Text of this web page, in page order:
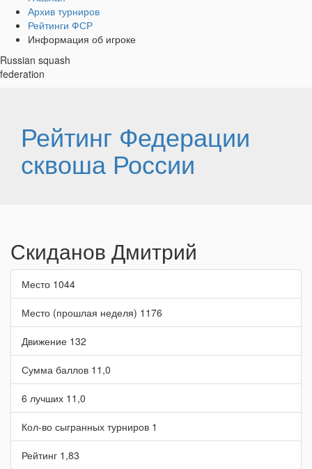
крошки
Архив турниров
Рейтинги ФСР
Информация об игроке
Russian squash
federation
Рейтинг Федерации
сквоша России
Скиданов Дмитрий
Место 1044
Место (прошлая неделя) 1176
Движение 132
Сумма баллов 11,0
6 лучших 11,0
Кол-во сыгранных турниров 1
Рейтинг 1,83